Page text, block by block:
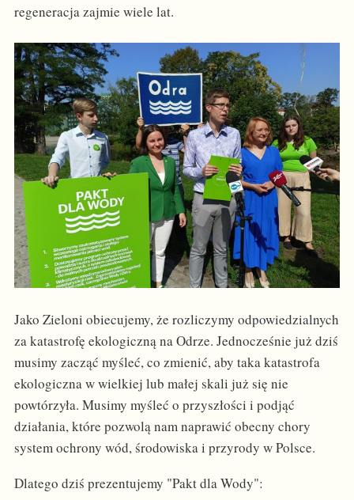
regeneracja zajmie wiele lat.
Jako Zieloni obiecujemy, że rozliczymy odpowiedzialnych
za katastrofę ekologiczną na Odrze. Jednocześnie już dziś
musimy zacząć myśleć, co zmienić, aby taka katastrofa
ekologiczna w wielkiej lub małej skali już się nie
powtórzyła. Musimy myśleć o przyszłości i podjąć
działania, które pozwolą nam naprawić obecny chory
system ochrony wód, środowiska i przyrody w Polsce.
Dlatego dziś prezentujemy "Pakt dla Wody":